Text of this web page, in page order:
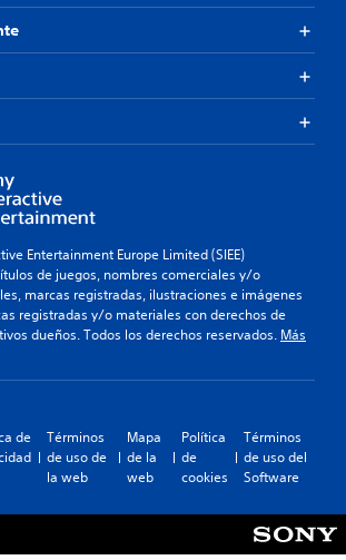
Entertainment Europe Limited (SIEE)
de juegos, nombres comerciales y/o
marcas registradas, ilustraciones e imágenes
registradas y/o materiales con derechos de
dueños. Todos los derechos reservados. Más
de
Términos
de uso de
la web
Mapa
de la
web
Política
de
cookies
Términos
de uso del
Software